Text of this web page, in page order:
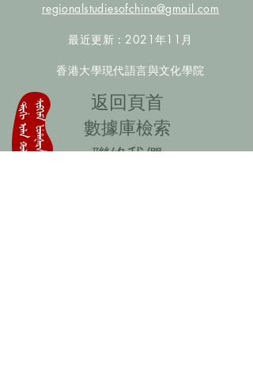
regionalstudiesofchina@gmail.com
最近更新：2021年11月
香港大學現代語言與文化學院
​返回頁首
數據庫檢索
聯絡我們